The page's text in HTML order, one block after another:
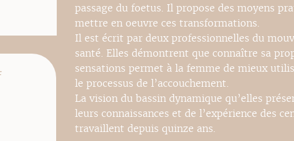
passage du foetus. Il propose des moyens
mettre en oeuvre ces transformations.
Il est écrit par deux professionnelles du
santé. Elles démontrent que connaître sa
sensations permet à la femme de mieux
le processus de l’accouchement.
La vision du bassin dynamique qu’elles
leurs connaissances et de l’expérience des
travaillent depuis quinze ans.